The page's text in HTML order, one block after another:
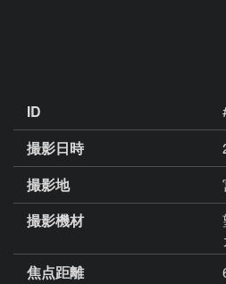
ID
撮影日時
撮影地
撮影機材
焦点距離